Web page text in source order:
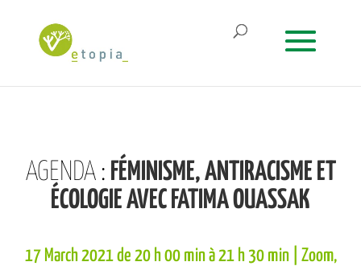
AGENDA : FÉMINISME, ANTIRACISME ET
ÉCOLOGIE AVEC FATIMA OUASSAK
17 March 2021 de 20 h 00 minà21 h 30 min| Zoom,